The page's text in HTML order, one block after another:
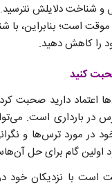
و شناخت دلایلش
موقت است؛ بنابراین،
را کاهش دهید.
اعتماد دارید صحبت
در بارداری است.
در مورد ترس‌ها و
اولین گام برای حل
است با نزدیکان خود